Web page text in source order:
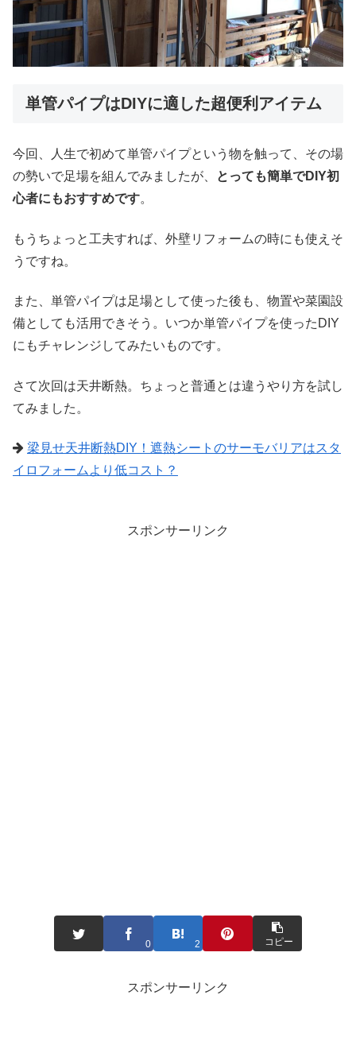
単管パイプはDIYに適した超便利アイテム
今回、人生で初めて単管パイプという物を触って、その場
の勢いで足場を組んでみましたが、
とっても簡単でDIY初
心者にもおすすめです。
もうちょっと工夫すれば、外壁リフォームの時にも使えそ
うですね。
また、単管パイプは足場として使った後も、物置や菜園設
備としても活用できそう。いつか単管パイプを使ったDIY
にもチャレンジしてみたいものです。
さて次回は天井断熱。ちょっと普通とは違うやり方を試し
てみました。
梁見せ天井断熱DIY！遮熱シートのサーモバリアはスタ
イロフォームより低コスト？
スポンサーリンク
0 2 コピー
スポンサーリンク